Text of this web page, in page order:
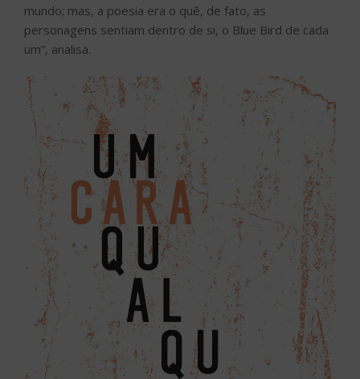
mundo; mas, a poesia era o quê, de fato, as
personagens sentiam dentro de si, o Blue Bird de cada
um”, analisa.